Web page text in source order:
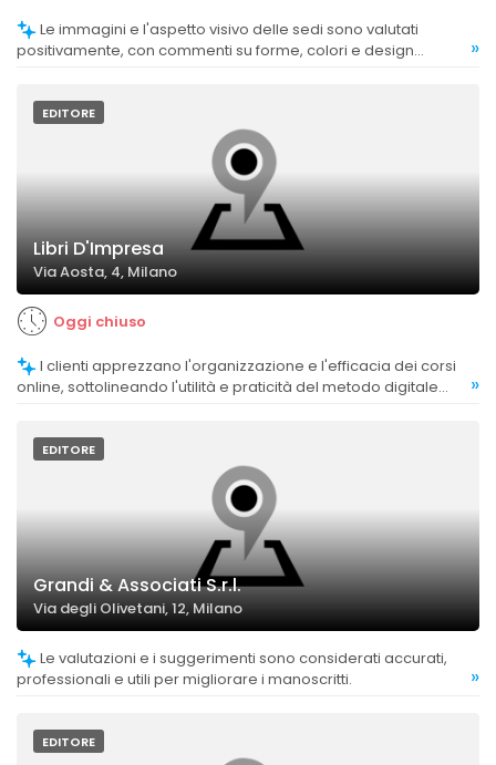
positivamente, con commenti su forme, colori e design
»
EDITORE
Libri D'Impresa
Via Aosta, 4, Milano
Oggi chiuso
online, sottolineando l'utilità e praticità del metodo digitale
»
EDITORE
Grandi & Associati S.r.l.
Via degli Olivetani, 12, Milano
professionali e utili per migliorare i manoscritti.
»
EDITORE